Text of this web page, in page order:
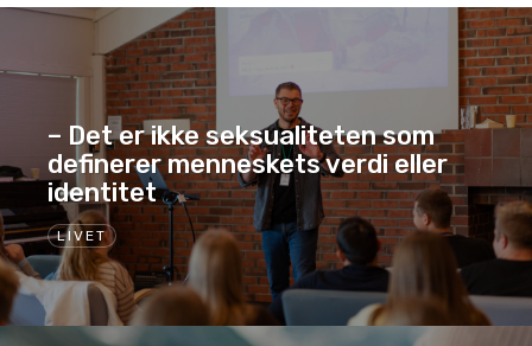
LIVET
– Det er ikke seksualiteten som
definerer menneskets verdi eller
identitet